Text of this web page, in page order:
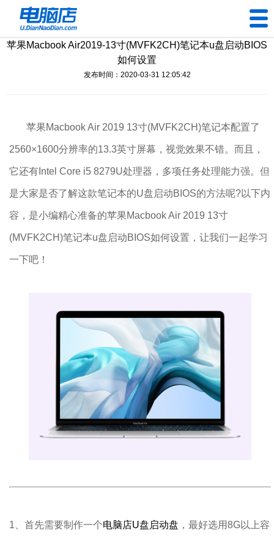
U盘工具
装机问题
电脑问题
苹果Macbook Air2019-13寸(MVFK2CH)笔记本u盘启动BIOS
如何设置
发布时间：2020-03-31 12:05:42
苹果Macbook Air 2019 13寸(MVFK2CH)笔记本配置了
2560×1600分辨率的13.3英寸屏幕，视觉效果不错。而且，
它还有Intel Core i5 8279U处理器，多项任务处理能力强。但
是大家是否了解这款笔记本的U盘启动BIOS的方法呢?以下内
容，是小编精心准备的苹果Macbook Air 2019 13寸
(MVFK2CH)笔记本u盘启动BIOS如何设置，让我们一起学习
一下吧！
1、首先需要制作一个电脑店U盘启动盘 ，最好选用8G以上容